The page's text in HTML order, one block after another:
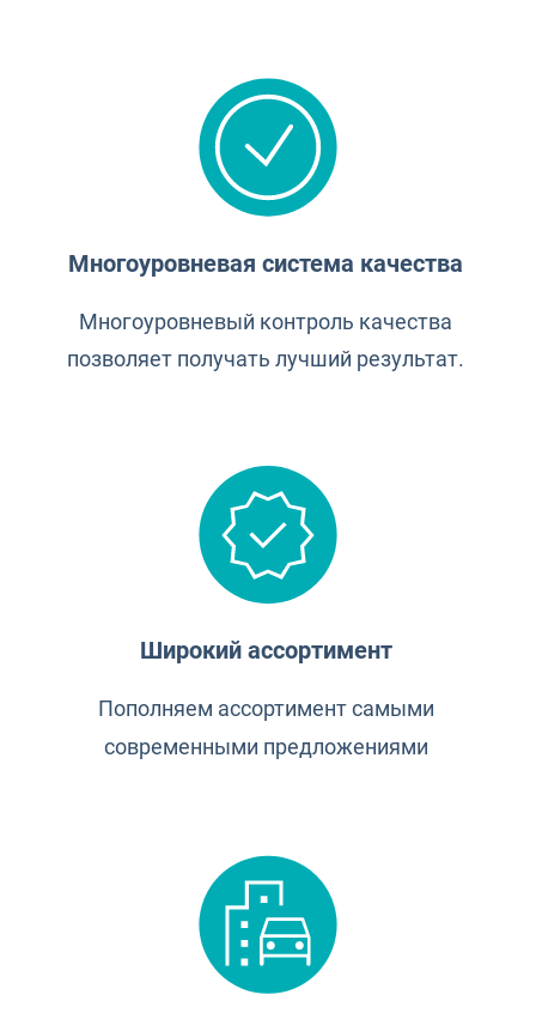
Многоуровневая система качества
Многоуровневый контроль качества
позволяет получать лучший результат.
Широкий ассортимент
Пополняем ассортимент самыми
современными предложениями